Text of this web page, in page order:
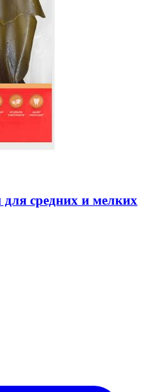
для средних и мелких